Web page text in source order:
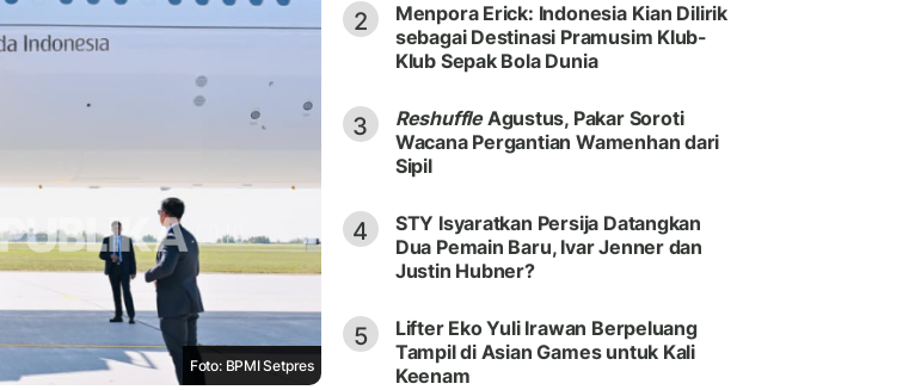
Foto: BPMI Setpres
2
Menpora Erick: Indonesia Kian Dilirik
sebagai Destinasi Pramusim Klub-
Klub Sepak Bola Dunia
3 ReshuffleAgustus, Pakar Soroti
Wacana Pergantian Wamenhan dari
Sipil
4
STY Isyaratkan Persija Datangkan
Dua Pemain Baru, Ivar Jenner dan
Justin Hubner?
5
Lifter Eko Yuli Irawan Berpeluang
Tampil di Asian Games untuk Kali
Keenam